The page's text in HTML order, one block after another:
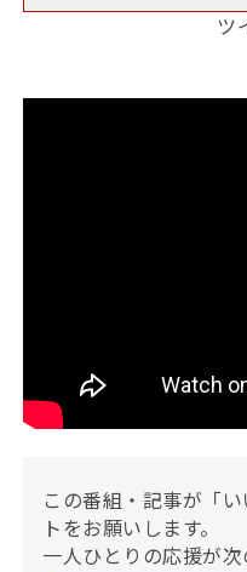
ツ
この番組・記事が「
トをお願いします。
一人ひとりの応援が次